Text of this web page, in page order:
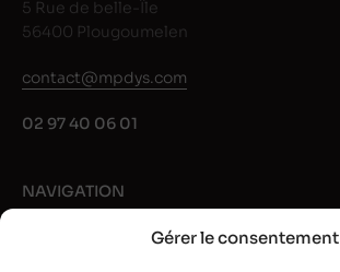
Gérer le consentement
5 Rue de belle-Île
56400 Plougoumelen
contact@mpdys.com
02 97 40 06 01
NAVIGATION